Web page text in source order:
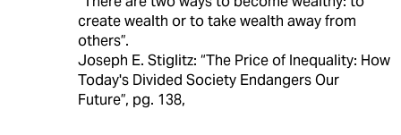
create wealth or to take wealth away from
others”.
Joseph E. Stiglitz: “The Price of Inequality: How
Today's Divided Society Endangers Our
Future”, pg. 138,